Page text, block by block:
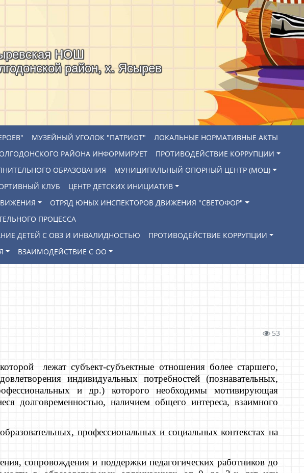
НОШ
район, х. Ясырев
МУЗЕЙНЫЙ УГОЛОК "ПАТРИОТ"
ЛОКАЛЬНЫЕ НОРМАТИВНЫЕ АКТЫ
РАЙОНА ИНФОРМИРУЕТ
ПРОТИВОДЕЙСТВИЕ КОРРУПЦИИ
ОБРАЗОВАНИЯ
МУНИЦИПАЛЬНЫЙ ОПОРНЫЙ ЦЕНТР (МОЦ)
КЛУБ
ЦЕНТР ДЕТСКИХ ИНИЦИАТИВ
ОТРЯД ЮНЫХ ИНСПЕКТОРОВ ДВИЖЕНИЯ "СВЕТОФОР"
ПРОЦЕССА
ДЕТЕЙ С ОВЗ И ИНВАЛИДНОСТЬЮ
ПРОТИВОДЕЙСТВИЕ КОРРУПЦИИ
ВЗАИМОДЕЙСТВИЕ С ОО
53
лежат субъект-субъектные отношения более старшего,
индивидуальных потребностей (познавательных,
и др.) которого необходимы мотивирующая
долговременностью, наличием общего интереса, взаимного
профессиональных и социальных контекстах на
сопровождения и поддержки педагогических работников до